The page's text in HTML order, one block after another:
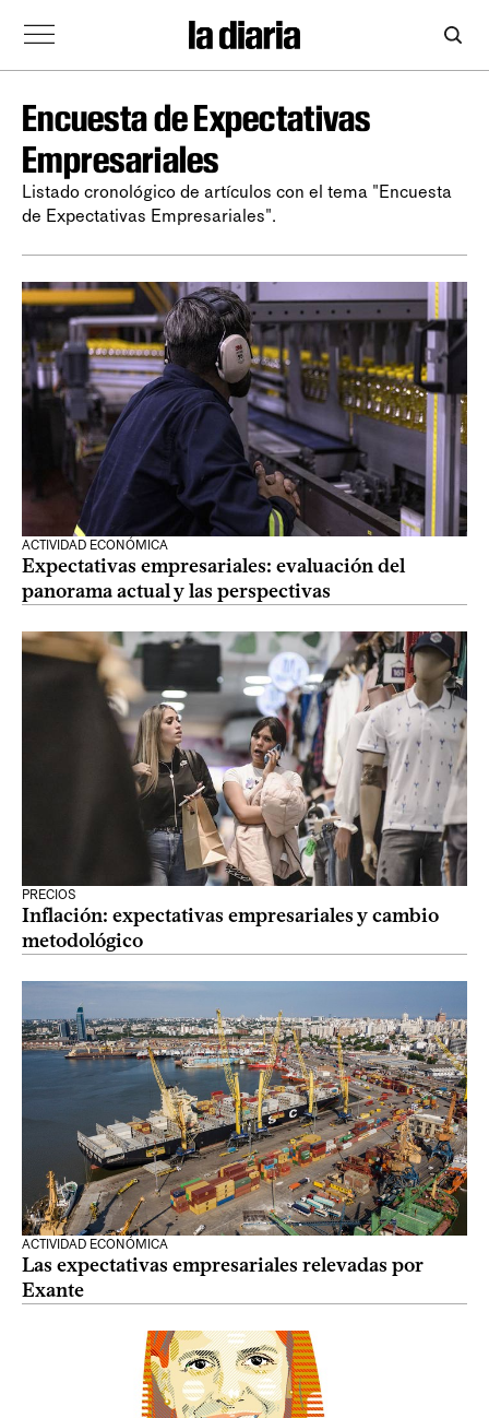
Encuesta de Expectativas
Empresariales
Listado cronológico de artículos con el tema "Encuesta
de Expectativas Empresariales".
ACTIVIDAD ECONÓMICA
Expectativas empresariales: evaluación del
panorama actual y las perspectivas
PRECIOS
Inflación: expectativas empresariales y cambio
metodológico
ACTIVIDAD ECONÓMICA
Las expectativas empresariales relevadas por
Exante